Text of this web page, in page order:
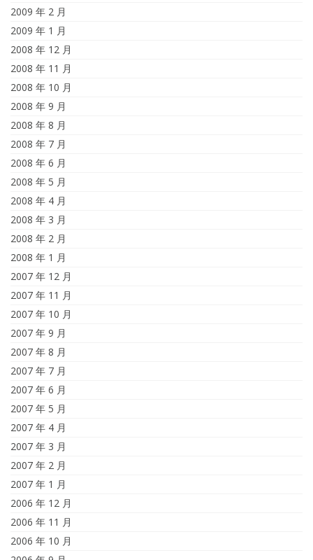
2009 年 2 月
2009 年 1 月
2008 年 12 月
2008 年 11 月
2008 年 10 月
2008 年 9 月
2008 年 8 月
2008 年 7 月
2008 年 6 月
2008 年 5 月
2008 年 4 月
2008 年 3 月
2008 年 2 月
2008 年 1 月
2007 年 12 月
2007 年 11 月
2007 年 10 月
2007 年 9 月
2007 年 8 月
2007 年 7 月
2007 年 6 月
2007 年 5 月
2007 年 4 月
2007 年 3 月
2007 年 2 月
2007 年 1 月
2006 年 12 月
2006 年 11 月
2006 年 10 月